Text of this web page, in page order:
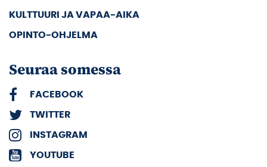
KULTTUURI JA VAPAA-AIKA
OPINTO-OHJELMA
Seuraa somessa
FACEBOOK
TWITTER
INSTAGRAM
YOUTUBE